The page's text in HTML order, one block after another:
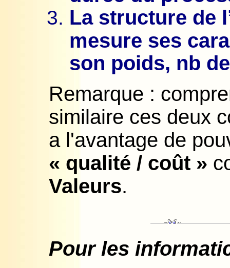
La structure de
mesure ses
son poids, nb
Remarque :
similaire ces deux
a l'avantage de
« qualité / coût »
Valeurs.
Pour les